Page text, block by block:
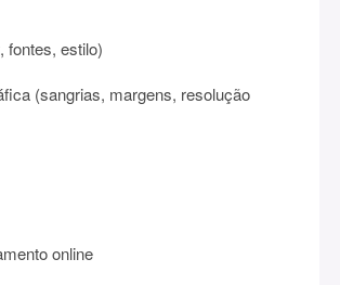
fontes, estilo)
(sangrias, margens, resolução
online